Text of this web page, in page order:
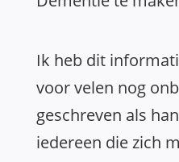
Ik heb dit
voor velen nog
geschreven als
iedereen die zich